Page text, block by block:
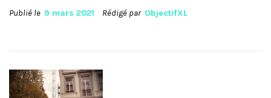
Publié le 9 mars 2021 Rédigé par ObjectifXL